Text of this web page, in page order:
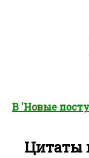
В 'Новые
Цитаты